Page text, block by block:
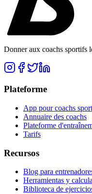
Donner aux coachs sportifs
Plateforme
App pour coachs
Annuaire des coachs
Plateforme
Tarifs
Recursos
Blog para
Herramientas y
Biblioteca de